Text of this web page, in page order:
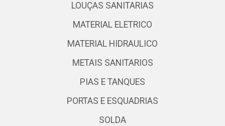
LOUÇAS SANITARIAS
MATERIAL ELETRICO
MATERIAL HIDRAULICO
METAIS SANITARIOS
PIAS E TANQUES
PORTAS E ESQUADRIAS
SOLDA